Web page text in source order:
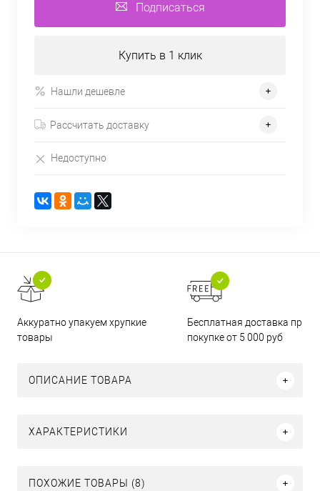
Подписаться
Купить в 1 клик
Нашли дешевле
Рассчитать доставку
Недоступно
Аккуратно упакуем хрупкие
товары
Бесплатная доставка при
покупке от 5 000 руб
ОПИСАНИЕ ТОВАРА
ХАРАКТЕРИСТИКИ
ПОХОЖИЕ ТОВАРЫ (8)